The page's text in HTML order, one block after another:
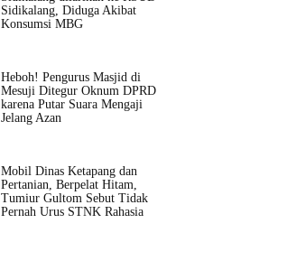
Sidikalang, Diduga Akibat
Konsumsi MBG
Heboh! Pengurus Masjid di
Mesuji Ditegur Oknum DPRD
karena Putar Suara Mengaji
Jelang Azan
Mobil Dinas Ketapang dan
Pertanian, Berpelat Hitam,
Tumiur Gultom Sebut Tidak
Pernah Urus STNK Rahasia